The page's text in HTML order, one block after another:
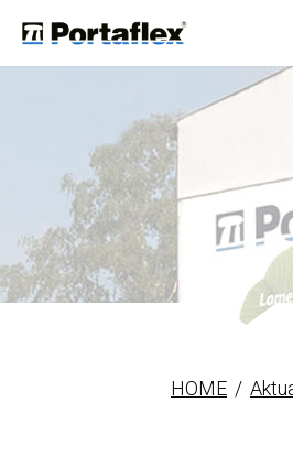
Portaflex
HOME